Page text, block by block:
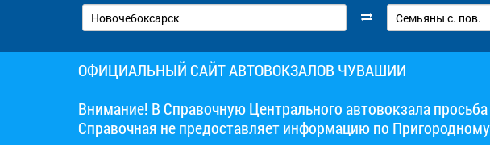
ОФИЦИАЛЬНЫЙ САЙТ АВТОВОКЗАЛОВ ЧУВАШИИ
Внимание! В Справочную Центрального автовокзала
Справочная не предоставляет информацию по